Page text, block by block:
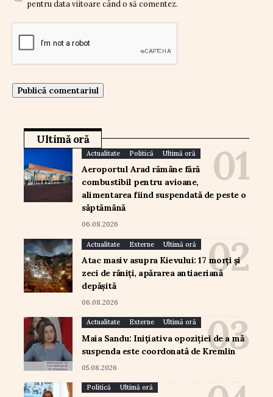
pentru data viitoare când o să comentez.
Ultimă oră
Actualitate Politică Ultimă oră
Aeroportul Arad rămâne fără
combustibil pentru avioane,
alimentarea fiind suspendată de peste o
săptămână
06.08.2026
Actualitate Externe Ultimă oră
Atac masiv asupra Kievului: 17 morți și
zeci de răniți, apărarea antiaeriană
depășită
06.08.2026
Actualitate Externe Ultimă oră
Maia Sandu: Inițiativa opoziției de a mă
suspenda este coordonată de Kremlin
05.08.2026
Politică Ultimă oră